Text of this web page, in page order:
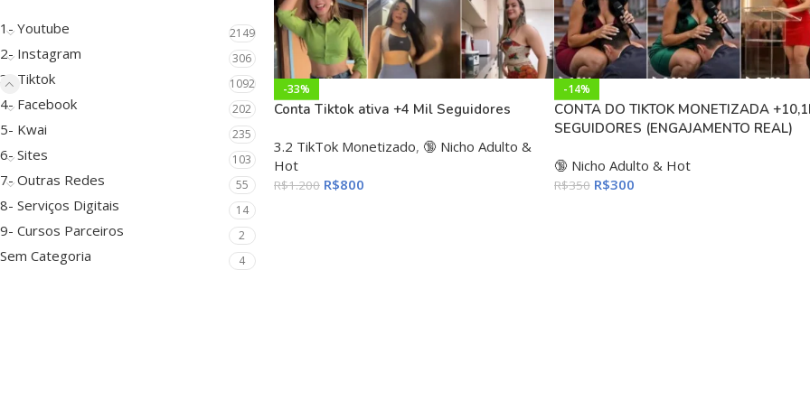
1- Youtube 2149
2- Instagram 306
3- Tiktok 1092
4- Facebook 202
5- Kwai 235
6- Sites 103
7- Outras Redes 55
8- Serviços Digitais 14
9- Cursos Parceiros 2
Sem Categoria 4
-33%
Conta Tiktok ativa +4 Mil Seguidores
3.2 TikTok Monetizado, 🔞 Nicho Adulto &
Hot
R$1.200 R$800
-14%
CONTA DO TIKTOK MONETIZADA
SEGUIDORES (ENGAJAMENTO REAL)
🔞 Nicho Adulto & Hot
R$350 R$300